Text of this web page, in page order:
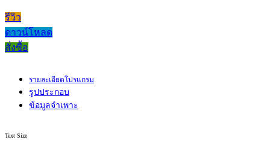
รีวิว
ดาวน์โหลด
สั่งซื้อ
รายละเอียดโปรแกรม
รูปประกอบ
ข้อมูลจำเพาะ
Text Size